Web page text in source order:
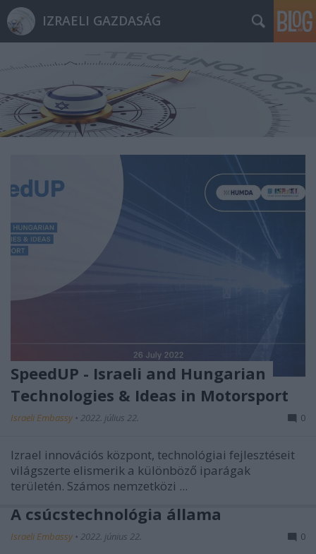
IZRAELI GAZDASÁG
SpeedUP - Israeli and Hungarian
Technologies & Ideas in Motorsport
Israeli Embassy • 2022. július 22. 0
Izrael innovációs központ, technológiai fejlesztéseit
világszerte elismerik a különböző iparágak
területén. Számos nemzetközi ...
A csúcstechnológia állama
Israeli Embassy • 2022. június 22. 0